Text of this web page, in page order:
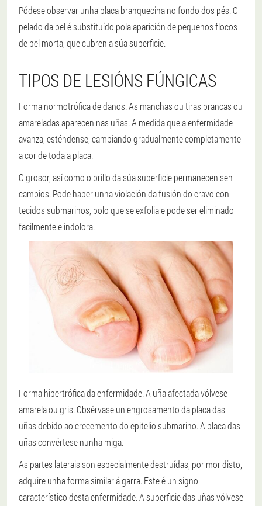
Pódese observar unha placa branquecina no fondo dos pés. O
pelado da pel é substituído pola aparición de pequenos flocos
de pel morta, que cubren a súa superficie.
TIPOS DE LESIÓNS FÚNGICAS
Forma normotrófica de danos.As manchas ou tiras brancas ou
amareladas aparecen nas uñas. A medida que a enfermidade
avanza, esténdense, cambiando gradualmente completamente
a cor de toda a placa.
O grosor, así como o brillo da súa superficie permanecen sen
cambios. Pode haber unha violación da fusión do cravo con
tecidos submarinos, polo que se exfolia e pode ser eliminado
facilmente e indolora.
Forma hipertrófica da enfermidade.A uña afectada vólvese
amarela ou gris. Obsérvase un engrosamento da placa das
uñas debido ao crecemento do epitelio submarino. A placa das
uñas convértese nunha miga.
As partes laterais son especialmente destruídas, por mor disto,
adquire unha forma similar á garra. Este é un signo
característico desta enfermidade. A superficie das uñas vólvese